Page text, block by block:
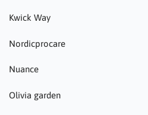
Kwick Way
Nordicprocare
Nuance
Olivia garden